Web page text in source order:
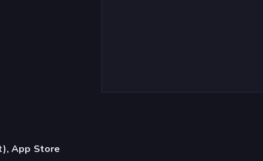
App Store